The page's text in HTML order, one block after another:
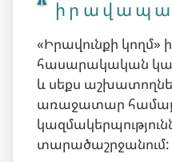
«Իրավունքի
հասարակական
և սեքս
առաջատար
տարածաշրջանում: